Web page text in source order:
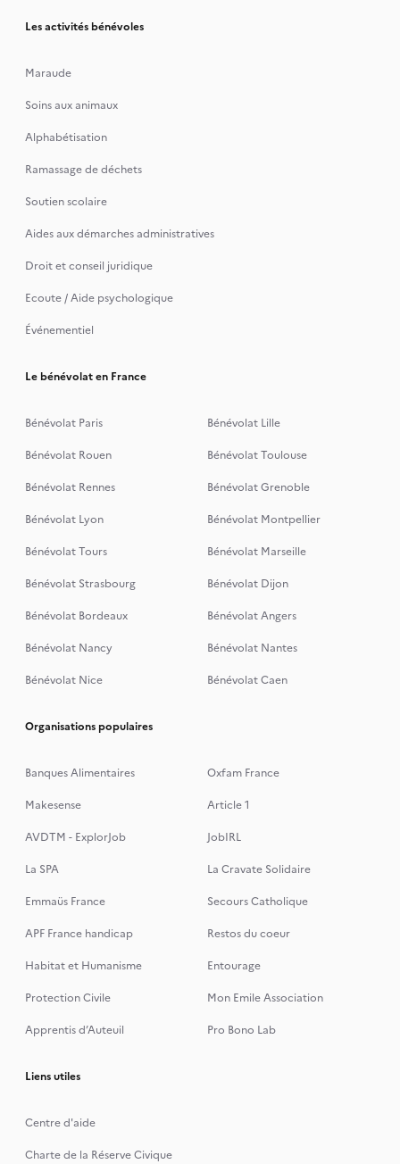
Les activités bénévoles
Maraude
Soins aux animaux
Alphabétisation
Ramassage de déchets
Soutien scolaire
Aides aux démarches administratives
Droit et conseil juridique
Ecoute / Aide psychologique
Événementiel
Le bénévolat en France
Bénévolat Paris
Bénévolat Lille
Bénévolat Rouen
Bénévolat Toulouse
Bénévolat Rennes
Bénévolat Grenoble
Bénévolat Lyon
Bénévolat Montpellier
Bénévolat Tours
Bénévolat Marseille
Bénévolat Strasbourg
Bénévolat Dijon
Bénévolat Bordeaux
Bénévolat Angers
Bénévolat Nancy
Bénévolat Nantes
Bénévolat Nice
Bénévolat Caen
Organisations populaires
Banques Alimentaires
Oxfam France
Makesense
Article 1
AVDTM - ExplorJob
JobIRL
La SPA
La Cravate Solidaire
Emmaüs France
Secours Catholique
APF France handicap
Restos du coeur
Habitat et Humanisme
Entourage
Protection Civile
Mon Emile Association
Apprentis d’Auteuil
Pro Bono Lab
Liens utiles
Centre d'aide
Charte de la Réserve Civique